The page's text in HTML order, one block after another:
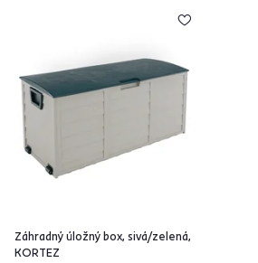
Záhradný úložný box, sivá/zelená,
KORTEZ